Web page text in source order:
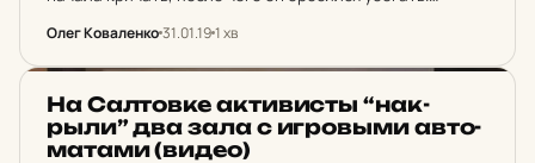
активном участии общественности задержали мужчину.
Олег Коваленко31.01.191 хв
На Сал­тов­ке ак­ти­висты “нак­
рыли” два зала с иг­ров­ыми ав­то­
ма­та­ми (видео)